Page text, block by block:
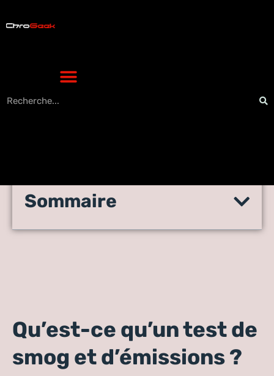
smog et d’émissions ?
Sommaire
Qu’est-ce qu’un test de
smog et d’émissions ?